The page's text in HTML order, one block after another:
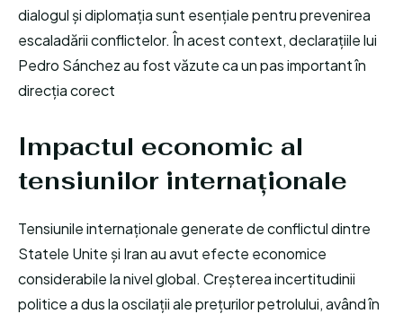
dialogul și diplomația sunt esențiale pentru prevenirea
escaladării conflictelor. În acest context, declarațiile lui
Pedro Sánchez au fost văzute ca un pas important în
direcția corect
Impactul economic al
tensiunilor internaționale
Tensiunile internaționale generate de conflictul dintre
Statele Unite și Iran au avut efecte economice
considerabile la nivel global. Creșterea incertitudinii
politice a dus la oscilații ale prețurilor petrolului, având în